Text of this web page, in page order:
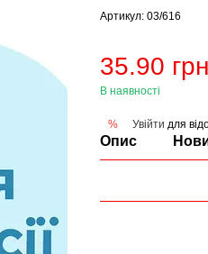
Артикул: 03/616
35.90
В наявності
% Увійти для
Опис